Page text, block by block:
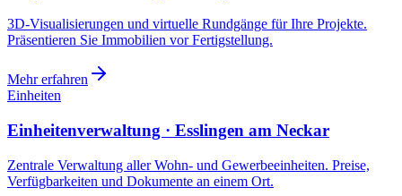
3D-Visualisierungen und virtuelle Rundgänge für Ihre Projekte.
Präsentieren Sie Immobilien vor Fertigstellung.
Mehr erfahren
Einheiten
Einheitenverwaltung · Esslingen am Neckar
Zentrale Verwaltung aller Wohn- und Gewerbeeinheiten. Preise,
Verfügbarkeiten und Dokumente an einem Ort.